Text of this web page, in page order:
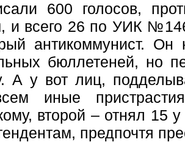
600 голосов,
и всего 26 по УИК
антикоммунист. Он
бюллетеней, но
А у вот лиц,
иные
второй – отнял 15
предпочтя